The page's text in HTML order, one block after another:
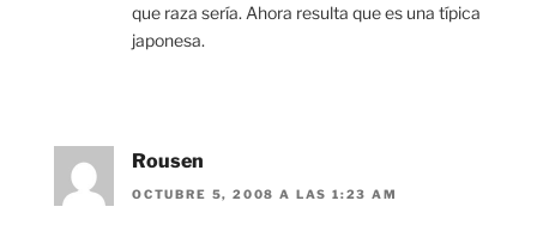
que raza sería. Ahora resulta que es una típica
japonesa.
Rousen
OCTUBRE 5, 2008 A LAS 1:23 AM